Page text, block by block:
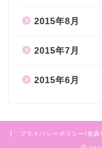
2015年8月
2015年7月
2015年6月
プライバシーポリシー/免責